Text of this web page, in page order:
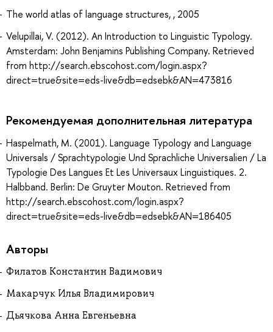
The world atlas of language structures, , 2005
Velupillai, V. (2012). An Introduction to Linguistic Typology.
Amsterdam: John Benjamins Publishing Company. Retrieved
from http://search.ebscohost.com/login.aspx?
direct=true&site=eds-live&db=edsebk&AN=473816
Рекомендуемая дополнительная литература
Haspelmath, M. (2001). Language Typology and Language
Universals / Sprachtypologie Und Sprachliche Universalien / La
Typologie Des Langues Et Les Universaux Linguistiques. 2.
Halbband. Berlin: De Gruyter Mouton. Retrieved from
http://search.ebscohost.com/login.aspx?
direct=true&site=eds-live&db=edsebk&AN=186405
Авторы
Филатов Константин Вадимович
Макарчук Илья Владимирович
Дьячкова Анна Евгеньевна